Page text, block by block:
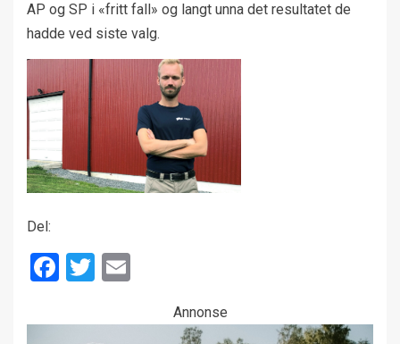
AP og SP i «fritt fall» og langt unna det resultatet de
hadde ved siste valg.
Del:
Facebook
Twitter
Annonse